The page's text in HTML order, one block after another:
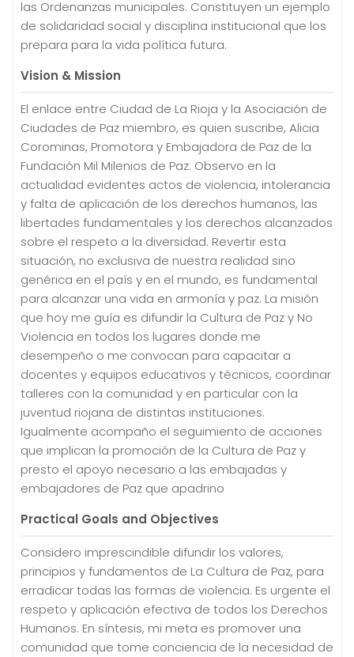
las Ordenanzas municipales. Constituyen un ejemplo
de solidaridad social y disciplina institucional que los
prepara para la vida política futura.
Vision & Mission
El enlace entre Ciudad de La Rioja y la Asociación de
Ciudades de Paz miembro, es quien suscribe, Alicia
Corominas, Promotora y Embajadora de Paz de la
Fundación Mil Milenios de Paz. Observo en la
actualidad evidentes actos de violencia, intolerancia
y falta de aplicación de los derechos humanos, las
libertades fundamentales y los derechos alcanzados
sobre el respeto a la diversidad. Revertir esta
situación, no exclusiva de nuestra realidad sino
genérica en el país y en el mundo, es fundamental
para alcanzar una vida en armonía y paz. La misión
que hoy me guía es difundir la Cultura de Paz y No
Violencia en todos los lugares donde me
desempeño o me convocan para capacitar a
docentes y equipos educativos y técnicos, coordinar
talleres con la comunidad y en particular con la
juventud riojana de distintas instituciones.
Igualmente acompaño el seguimiento de acciones
que implican la promoción de la Cultura de Paz y
presto el apoyo necesario a las embajadas y
embajadores de Paz que apadrino
Practical Goals and Objectives
Considero imprescindible difundir los valores,
principios y fundamentos de La Cultura de Paz, para
erradicar todas las formas de violencia. Es urgente el
respeto y aplicación efectiva de todos los Derechos
Humanos. En síntesis, mi meta es promover una
comunidad que tome conciencia de la necesidad de